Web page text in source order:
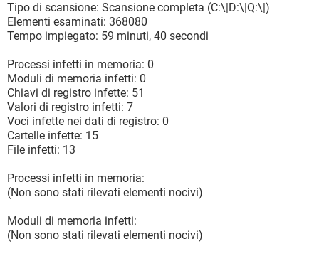
Tipo di scansione: Scansione completa (C:\|D:\|Q:\|)
Elementi esaminati: 368080
Tempo impiegato: 59 minuti, 40 secondi
Processi infetti in memoria: 0
Moduli di memoria infetti: 0
Chiavi di registro infette: 51
Valori di registro infetti: 7
Voci infette nei dati di registro: 0
Cartelle infette: 15
File infetti: 13
Processi infetti in memoria:
(Non sono stati rilevati elementi nocivi)
Moduli di memoria infetti:
(Non sono stati rilevati elementi nocivi)